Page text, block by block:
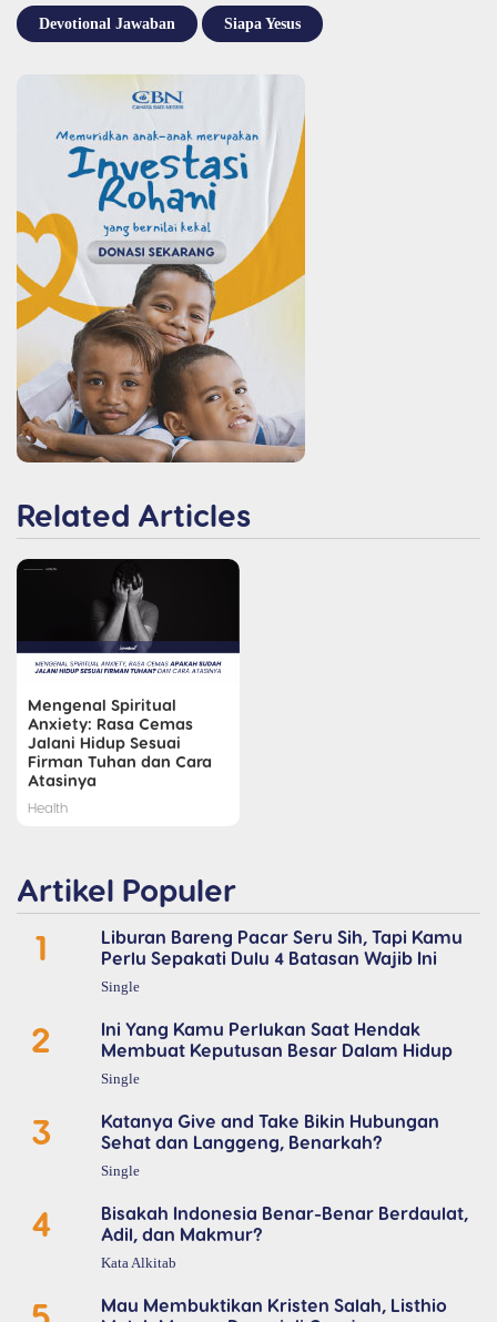
Devotional Jawaban Siapa Yesus
Related Articles
Mengenal Spiritual
Anxiety: Rasa Cemas
Jalani Hidup Sesuai
Firman Tuhan dan Cara
Atasinya
Health
Artikel Populer
1
Liburan Bareng Pacar Seru Sih, Tapi Kamu
Perlu Sepakati Dulu 4 Batasan Wajib Ini
Single
2
Ini Yang Kamu Perlukan Saat Hendak
Membuat Keputusan Besar Dalam Hidup
Single
3
Katanya Give and Take Bikin Hubungan
Sehat dan Langgeng, Benarkah?
Single
4
Bisakah Indonesia Benar-Benar Berdaulat,
Adil, dan Makmur?
Kata Alkitab
Mau Membuktikan Kristen Salah, Listhio